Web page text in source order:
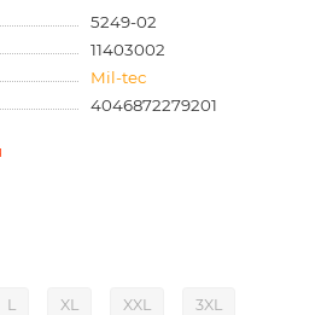
5249-02
11403002
Mil-tec
4046872279201
L XL XXL 3XL